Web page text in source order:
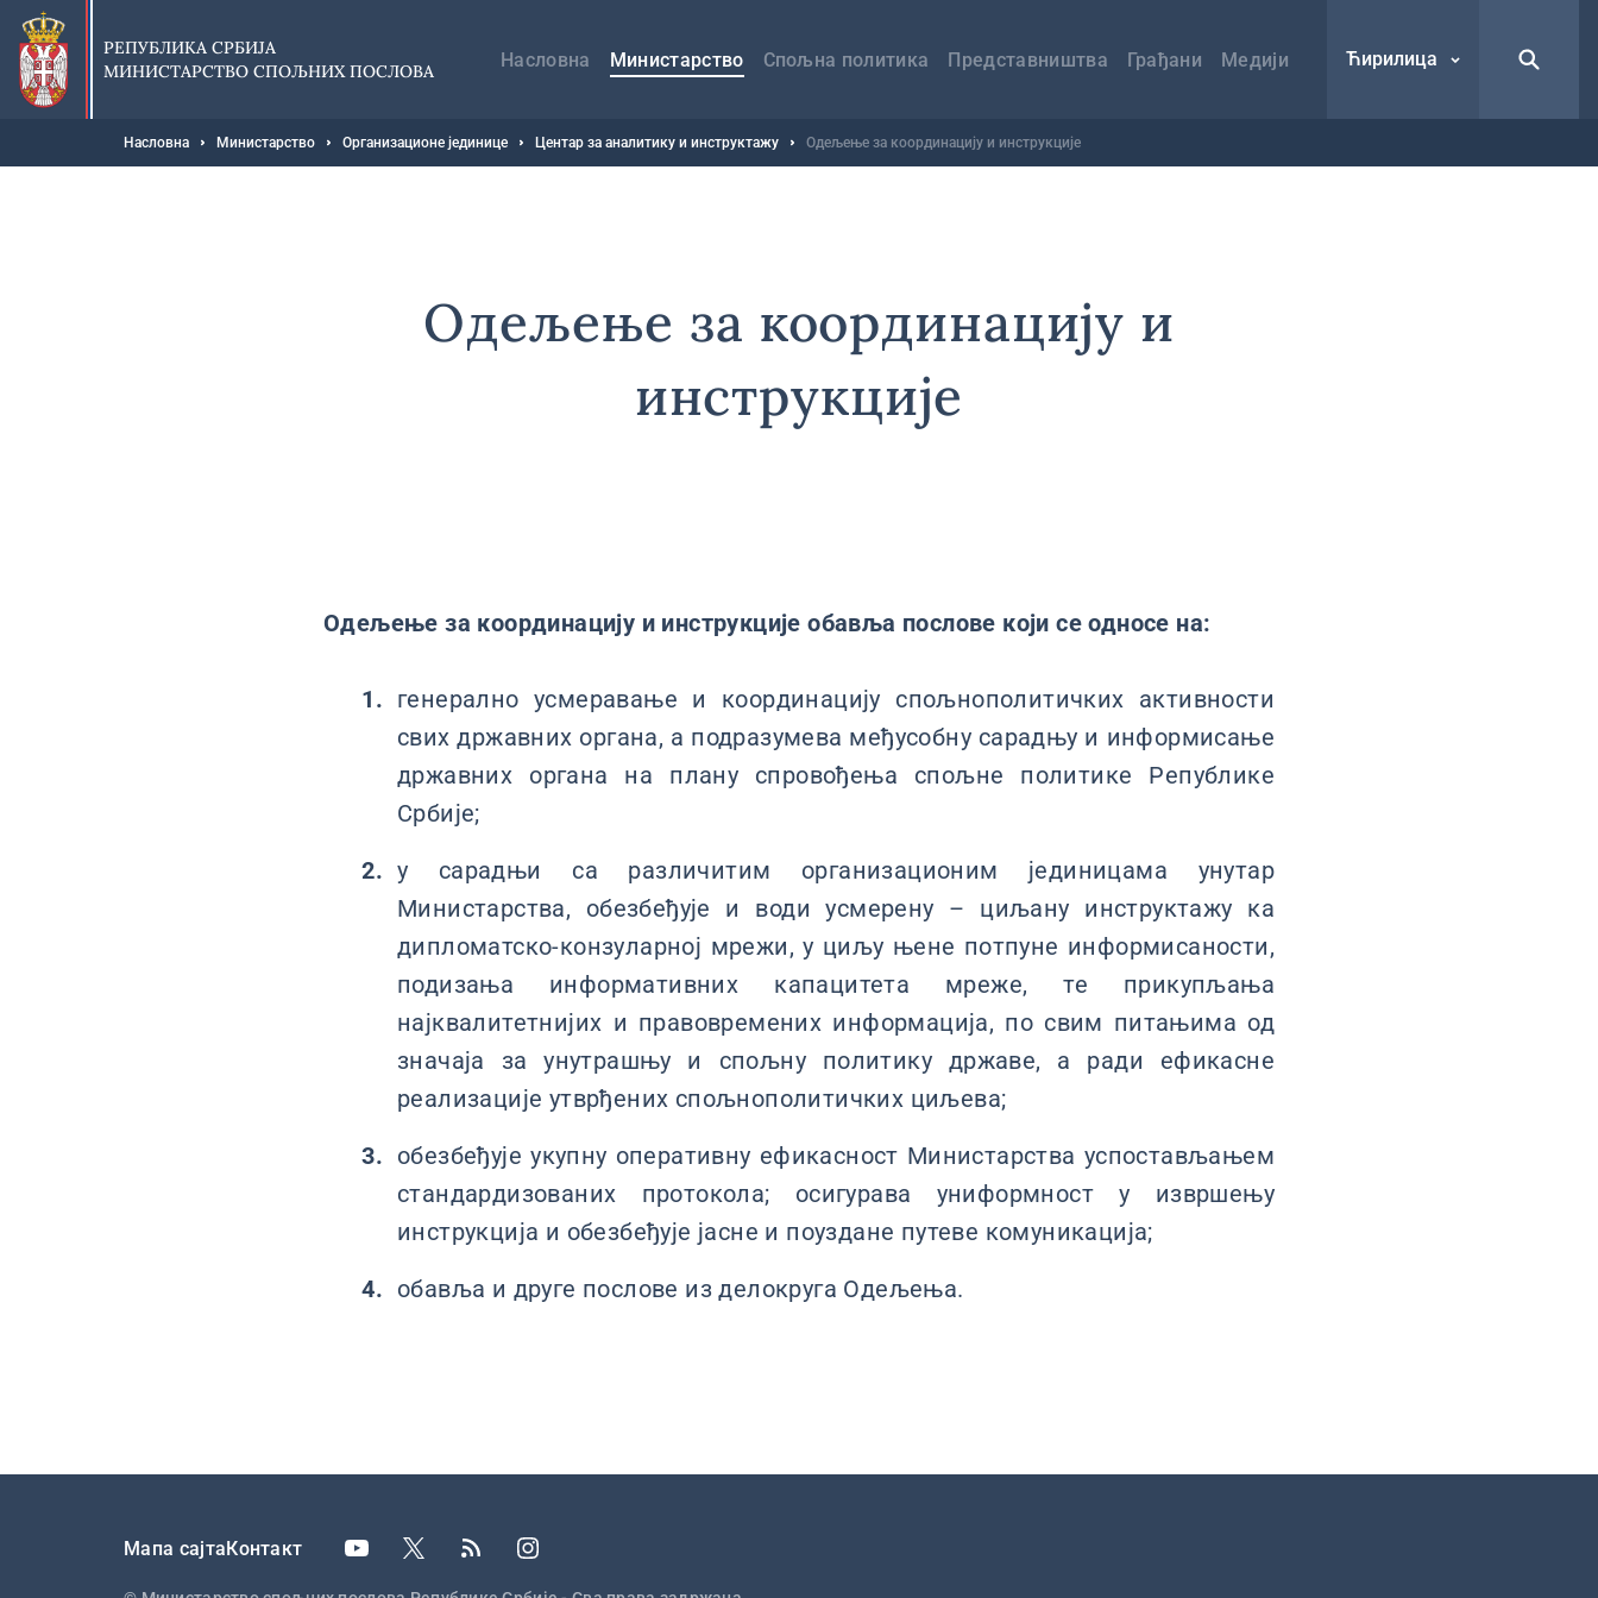
Прескочи
главни
део
садржаја
РЕПУБЛИКА СРБИЈА
МИНИСТАРСТВО СПОЉНИХ ПОСЛОВА
навигација
Насловна Министарство Спољна политика Представништва Грађани Медији Ћирилица
Мрвице
Насловна Министарство Организационе јединице Центар за аналитику и инструктажу Одељење за координацију и инструкције
Одељење за координацију и
инструкције
Одељење за координацију и инструкције обавља послове који се односе на:
генерално усмеравање и координацију спољнополитичких активности
свих државних органа, а подразумева међусобну сарадњу и информисање
државних органа на плану спровођења спољне политике Републике
Србије;
у сарадњи са различитим организационим јединицама унутар
Министарства, обезбеђује и води усмерену – циљану инструктажу ка
дипломатско-конзуларној мрежи, у циљу њене потпуне информисаности,
подизања информативних капацитета мреже, те прикупљања
најквалитетнијих и правовремених информација, по свим питањима од
значаја за унутрашњу и спољну политику државе, а ради ефикасне
реализације утврђених спољнополитичких циљева;
обезбеђује укупну оперативну ефикасност Министарства успостављањем
стандардизованих протокола; осигурава униформност у извршењу
инструкција и обезбеђује јасне и поуздане путеве комуникација;
обавља и друге послове из делокруга Одељења.
Подножје
Мапа сајтаКонтакт